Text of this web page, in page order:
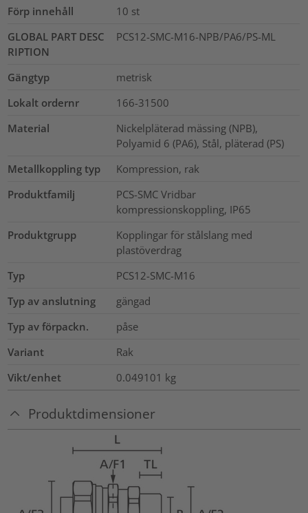
Förp innehåll
10 st
GLOBAL PART DESC
RIPTION
PCS12-SMC-M16-NPB/PA6/PS-ML
Gängtyp
metrisk
Lokalt ordernr
166-31500
Material
Nickelpläterad mässing (NPB),
Polyamid 6 (PA6), Stål, pläterad (PS)
Metallkoppling typ
Kompression, rak
Produktfamilj
PCS-SMC Vridbar
kompressionskoppling, IP65
Produktgrupp
Kopplingar för stålslang med
plastöverdrag
Typ
PCS12-SMC-M16
Typ av anslutning
gängad
Typ av förpackn.
påse
Variant
Rak
Vikt/enhet
0.049101 kg
Produktdimensioner